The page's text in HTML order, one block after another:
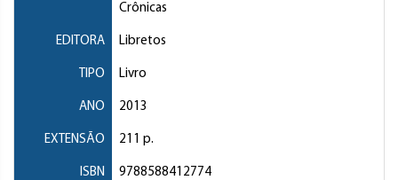
Crônicas
EDITORA Libretos
TIPO Livro
ANO 2013
EXTENSÃO 211 p.
ISBN 9788588412774